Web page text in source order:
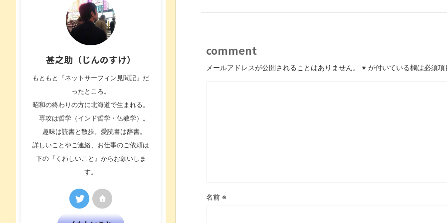
comment
メールアドレスが公開されることはありません。 ※ が付いている欄は必須項
名前 ※
甚之助（じんのすけ）
もともと『ネットサーフィン見聞記』だ
ったところ。
昭和の終わりの方に北海道で生まれる。
専攻は哲学（インド哲学・仏教学）。
趣味は読書と散歩。愛読書は辞書。
詳しいことやご連絡、お仕事のご依頼は
下の『くわしいこと』からお願いしま
す。